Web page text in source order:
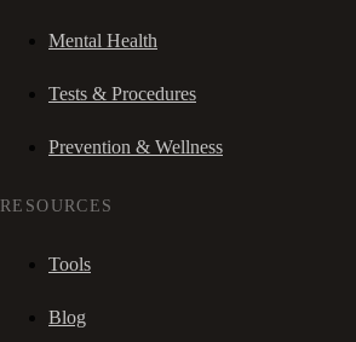
Mental Health
Tests & Procedures
Prevention & Wellness
RESOURCES
Tools
Blog